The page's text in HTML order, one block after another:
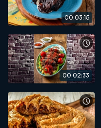
00:03:15
00:02:33